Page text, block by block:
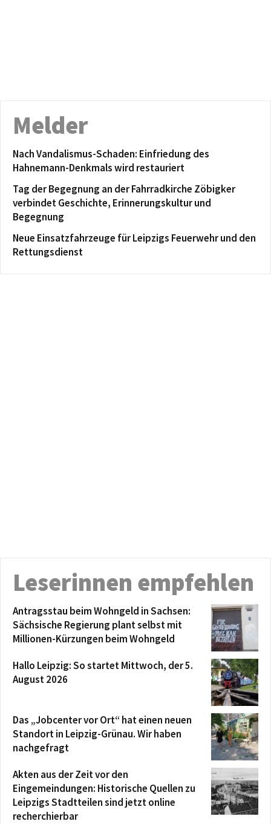
Melder
Nach Vandalismus-Schaden: Einfriedung des
Hahnemann-Denkmals wird restauriert
Tag der Begegnung an der Fahrradkirche Zöbigker
verbindet Geschichte, Erinnerungskultur und
Begegnung
Neue Einsatzfahrzeuge für Leipzigs Feuerwehr und den
Rettungsdienst
Leserinnen empfehlen
Antragsstau beim Wohngeld in Sachsen:
Sächsische Regierung plant selbst mit
Millionen-Kürzungen beim Wohngeld
Hallo Leipzig: So startet Mittwoch, der 5.
August 2026
Das „Jobcenter vor Ort“ hat einen neuen
Standort in Leipzig-Grünau. Wir haben
nachgefragt
Akten aus der Zeit vor den
Eingemeindungen: Historische Quellen zu
Leipzigs Stadtteilen sind jetzt online
recherchierbar